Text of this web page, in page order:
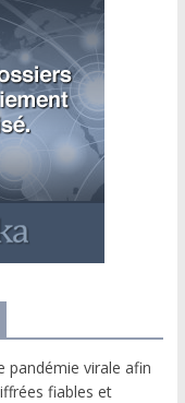
pandémie virale afin
fiables et